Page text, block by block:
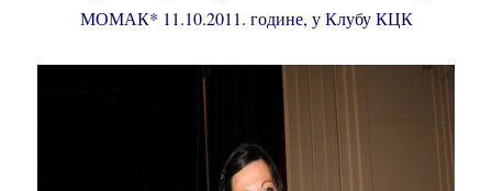
МОМАК* 11.10.2011. године, у Клубу КЦК